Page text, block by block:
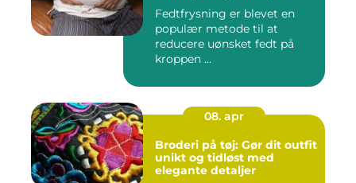
Fedtfrysning er blevet en
populær metode til at
reducere uønsket fedt på
kroppen ...
08. apr
Broderi på tøj: Gør dit outfit
unikt og tidløst med
elegante detaljer